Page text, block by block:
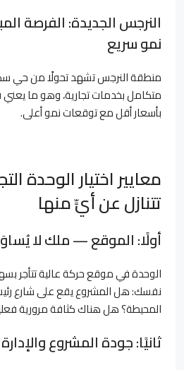
النرجس الجديدة: الفرصة
نمو سريع
منطقة النرجس تشهد تحولًا من حي
متكامل بخدمات تجارية، وهو ما يعني
بأسعار أقل مع توقعات نمو أعلى.
معايير اختيار الوحدة
تتنازل عن أيٍّ منها
أولًا: الموقع — ملك لا
الوحدة في موقع حركة عالية تتأجر
نفسك: هل المشروع يقع على شارع
المحيطة؟ هل هناك كثافة مرورية
ثانيًا: جودة المشروع والإدارة